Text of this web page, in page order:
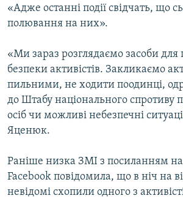
«Адже останні події свідчать, що
полювання на них».
«Ми зараз розглядаємо засоби для
безпеки активістів. Закликаємо
пильними, не ходити поодинці,
до Штабу національного спротиву
осіб чи можливі небезпечні
Яценюк.
Раніше низка ЗМІ з посиланням на
Facebook повідомила, що в ніч на
невідомі схопили одного з